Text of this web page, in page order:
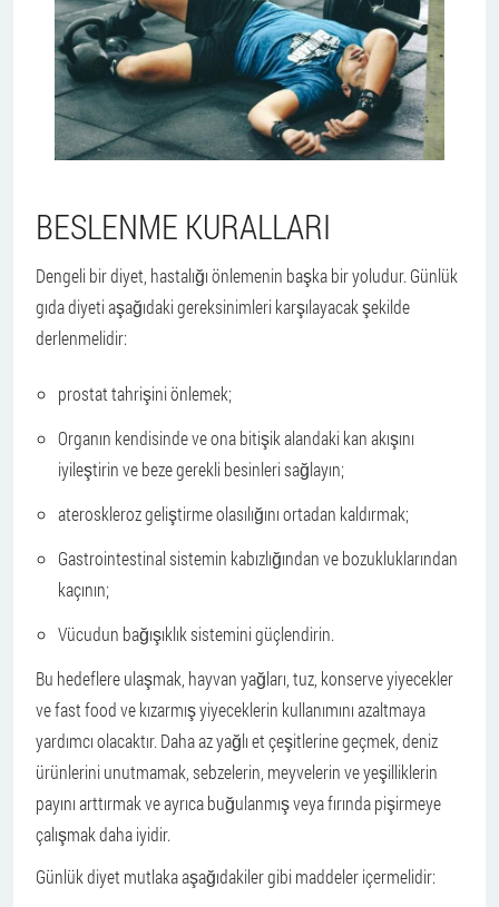
BESLENME KURALLARI
Dengeli bir diyet, hastalığı önlemenin başka bir yoludur. Günlük
gıda diyeti aşağıdaki gereksinimleri karşılayacak şekilde
derlenmelidir:
prostat tahrişini önlemek;
Organın kendisinde ve ona bitişik alandaki kan akışını
iyileştirin ve beze gerekli besinleri sağlayın;
ateroskleroz geliştirme olasılığını ortadan kaldırmak;
Gastrointestinal sistemin kabızlığından ve bozukluklarından
kaçının;
Vücudun bağışıklık sistemini güçlendirin.
Bu hedeflere ulaşmak, hayvan yağları, tuz, konserve yiyecekler
ve fast food ve kızarmış yiyeceklerin kullanımını azaltmaya
yardımcı olacaktır. Daha az yağlı et çeşitlerine geçmek, deniz
ürünlerini unutmamak, sebzelerin, meyvelerin ve yeşilliklerin
payını arttırmak ve ayrıca buğulanmış veya fırında pişirmeye
çalışmak daha iyidir.
Günlük diyet mutlaka aşağıdakiler gibi maddeler içermelidir: